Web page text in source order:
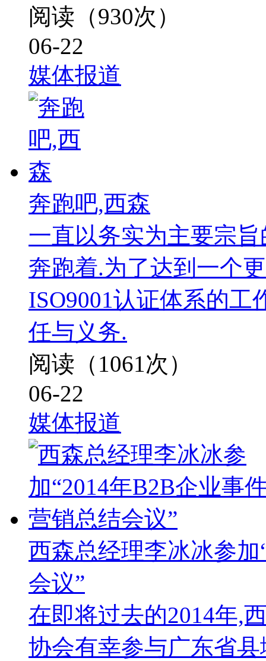
阅读（930次）
06-22
媒体报道
奔跑吧,西森
一直以务实为主要宗
奔跑着.为了达到一个
ISO9001认证体系的
任与义务.
阅读（1061次）
06-22
媒体报道
西森总经理李冰冰参
会议”
在即将过去的2014年,
协会有幸参与广东省